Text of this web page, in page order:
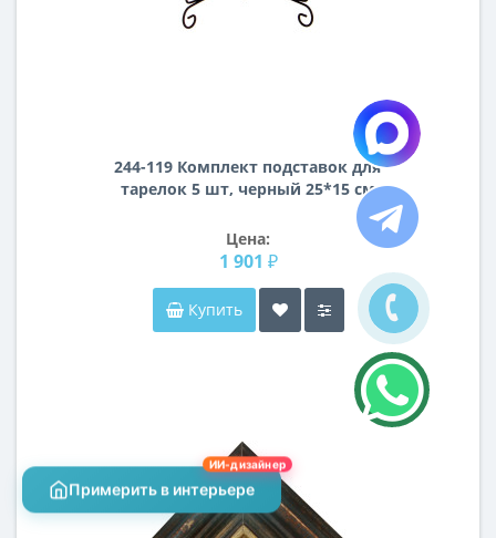
244-119 Комплект подставок для
тарелок 5 шт, черный 25*15 см
Цена:
1 901 ₽
Купить
Примерить в интерьере
ИИ-дизайнер